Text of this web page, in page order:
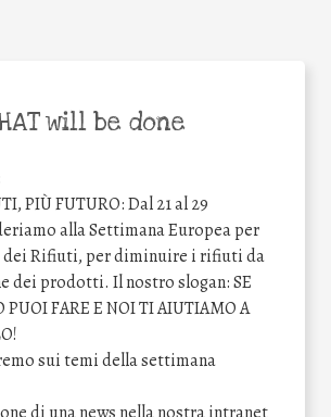
will be done
PIÙ FUTURO: Dal 21 al 29
alla Settimana Europea per
dei Rifiuti, per diminuire i rifiuti da
dei prodotti. Il nostro slogan: SE
PUOI FARE E NOI TI AIUTIAMO A
sui temi della settimana